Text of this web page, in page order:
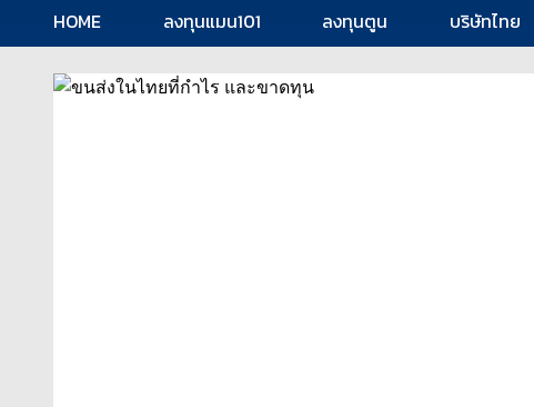
HOME ลงทุนแมน101 ลงทุนตูน บริษัทไทย